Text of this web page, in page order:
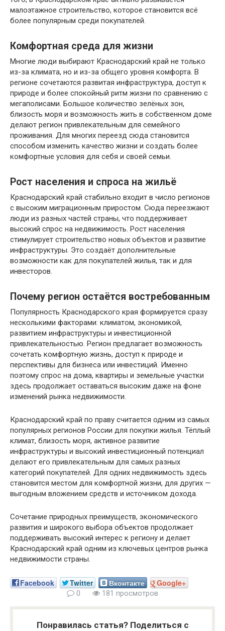
малоэтажное строительство, которое становится всё
более популярным среди покупателей.
Комфортная среда для жизни
Многие люди выбирают Краснодарский край не только
из-за климата, но и из-за общего уровня комфорта. В
регионе сочетаются развитая инфраструктура, доступ к
природе и более спокойный ритм жизни по сравнению с
мегаполисами. Большое количество зелёных зон,
близость моря и возможность жить в собственном доме
делают регион привлекательным для семейного
проживания. Для многих переезд сюда становится
способом изменить качество жизни и создать более
комфортные условия для себя и своей семьи.
Рост населения и спроса на жильё
Краснодарский край стабильно входит в число регионов
с высоким миграционным приростом. Сюда переезжают
люди из разных частей страны, что поддерживает
высокий спрос на недвижимость. Рост населения
стимулирует строительство новых объектов и развитие
инфраструктуры. Это создаёт дополнительные
возможности как для покупателей жилья, так и для
инвесторов.
Почему регион остаётся востребованным
Популярность Краснодарского края формируется сразу
несколькими факторами: климатом, экономикой,
развитием инфраструктуры и инвестиционной
привлекательностью. Регион предлагает возможность
сочетать комфортную жизнь, доступ к природе и
перспективы для бизнеса или инвестиций. Именно
поэтому спрос на дома, квартиры и земельные участки
здесь продолжает оставаться высоким даже на фоне
изменений рынка недвижимости.
Краснодарский край по праву считается одним из самых
популярных регионов России для покупки жилья. Тёплый
климат, близость моря, активное развитие
инфраструктуры и высокий инвестиционный потенциал
делают его привлекательным для самых разных
категорий покупателей. Для одних недвижимость здесь
становится местом для комфортной жизни, для других —
выгодным вложением средств и источником дохода.
Сочетание природных преимуществ, экономического
развития и широкого выбора объектов продолжает
поддерживать высокий интерес к региону и делает
Краснодарский край одним из ключевых центров рынка
недвижимости страны.
Facebook Twitter Вконтакте Google+
0 181 просмотров
Понравилась статья? Поделиться с